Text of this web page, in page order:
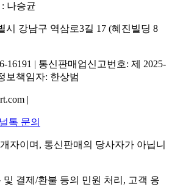
나승균
시 강남구 역삼로3길 17 (혜진빌딩 8
16191 | 통신판매업신고번호: 제 2025-
보책임자: 한상범
|
톡 문의
자이며, 통신판매의 당사자가 아닙니
결제/환불 등의 민원 처리, 고객 응